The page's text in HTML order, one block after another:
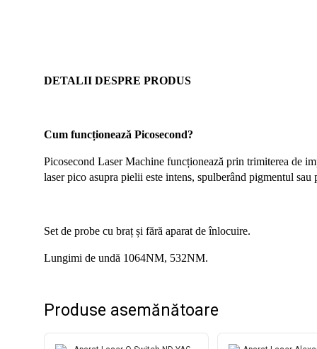
DETALII DESPRE PRODUS
Cum funcționează Picosecond?
Picosecond Laser Machine funcționează prin trimiterea de
laser pico asupra pielii este intens, spulberând pigmentul
Set de probe cu braț și fără aparat de înlocuire.
Lungimi de undă 1064NM, 532NM.
Produse asemănătoare